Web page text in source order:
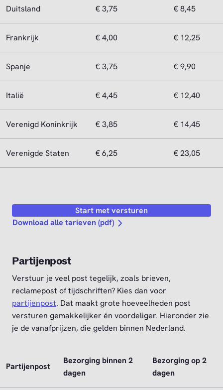
Duitsland € 3,75 € 8,45
Frankrijk € 4,00 € 12,25
Spanje € 3,75 € 9,90
Italië € 4,45 € 12,40
Verenigd Koninkrijk € 3,85 € 14,45
Verenigde Staten € 6,25 € 23,05
Start met versturen
Download alle tarieven (pdf)
Partijenpost
Verstuur je veel post tegelijk, zoals brieven,
reclamepost of tijdschriften? Kies dan voor
partijenpost. Dat maakt grote hoeveelheden post
versturen gemakkelijker én voordeliger. Hieronder zie
je de vanafprijzen, die gelden binnen Nederland.
Partijenpost
Bezorging binnen 2
dagen
Bezorging op 2
dagen